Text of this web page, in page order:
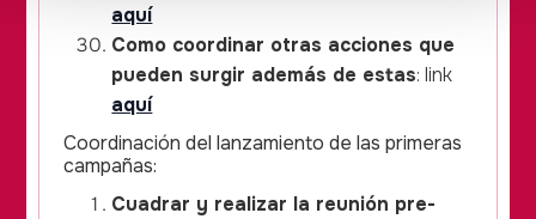
aquí
Como coordinar otras acciones que
pueden surgir además de estas: link
aquí
Coordinación del lanzamiento de las primeras
campañas:
Cuadrar y realizar la reunión pre-